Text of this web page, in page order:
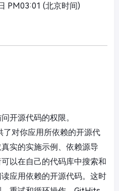
PM03:01 (北京时间)
开源代码的权限。
了对你应用所依赖的开源代
实的实施示例、依赖源导
以在自己的代码库中搜索和
应用依赖的开源代码。这时